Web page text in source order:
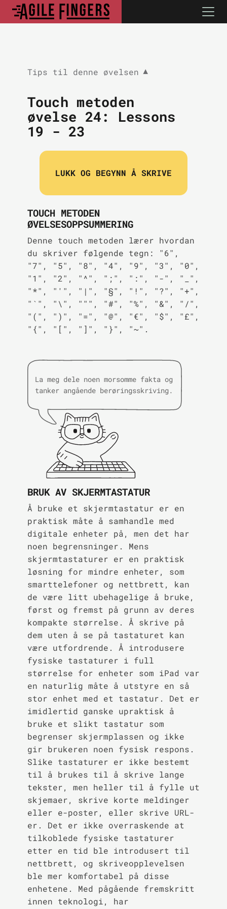
Tips til denne øvelsen ▼
Touch metoden
øvelse 24: Lessons
19 - 23
LUKK OG BEGYNN Å SKRIVE
TOUCH METODEN
ØVELSESOPPSUMMERING
Denne touch metoden lærer hvordan
du skriver følgende tegn: "6",
"7", "5", "8", "4", "9", "3", "0",
"1", "2", "^", ";", ":", "-", "_",
"*", "'", "|", "§", "!", "?", "+",
"`", "\", """, "#", "%", "&", "/",
"(", ")", "=", "@", "€", "$", "£",
"{", "[", "]", "}", "~".
La meg dele noen morsomme fakta og
tanker angående berøringsskriving.
BRUK AV SKJERMTASTATUR
Å bruke et skjermtastatur er en
praktisk måte å samhandle med
digitale enheter på, men det har
noen begrensninger. Mens
skjermtastaturer er en praktisk
løsning for mindre enheter, som
smarttelefoner og nettbrett, kan
de være litt ubehagelige å bruke,
først og fremst på grunn av deres
kompakte størrelse. Å skrive på
dem uten å se på tastaturet kan
være utfordrende. Å introdusere
fysiske tastaturer i full
størrelse for enheter som iPad var
en naturlig måte å utstyre en så
stor enhet med et tastatur. Det er
imidlertid ganske upraktisk å
bruke et slikt tastatur som
begrenser skjermplassen og ikke
gir brukeren noen fysisk respons.
Slike tastaturer er ikke bestemt
til å brukes til å skrive lange
tekster, men heller til å fylle ut
skjemaer, skrive korte meldinger
eller e-poster, eller skrive URL-
er. Det er ikke overraskende at
tilkoblede fysiske tastaturer
etter en tid ble introdusert til
nettbrett, og skriveopplevelsen
ble mer komfortabel på disse
enhetene. Med pågående fremskritt
innen teknologi, har